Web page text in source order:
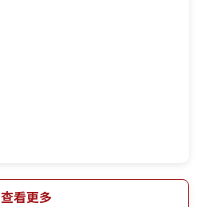
查看更多